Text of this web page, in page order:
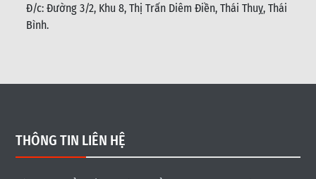
Đại lý Lâm Nguyễn
Đ/c: Đường 3/2, Khu 8, Thị Trấn Diêm Điền, Thái Thuỵ, Thái
THÔNG TIN LIÊN HỆ